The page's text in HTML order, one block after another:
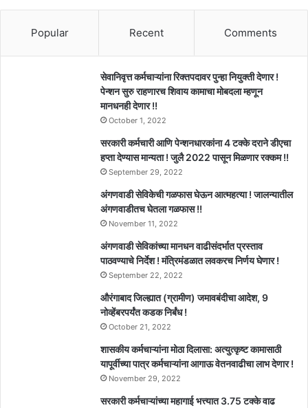
Popular Recent Comments
सेवानिवृत्त कर्मचाऱ्यांना रिक्तपदावर पुन्हा नियुक्ती देणार !
पेन्शन सुरु राहणारच शिवाय कामाचा मोबदला म्हणून
मानधनही देणार !!
October 1, 2022
सरकारी कर्मचारी आणि पेन्शनधारकांना 4 टक्के दराने डीएचा
हप्ता देण्यास मान्यता ! जुलै 2022 पासून मिळणार रक्कम !!
September 29, 2022
अंगणवाडी सेविकेची गळफास घेऊन आत्महत्या ! जालन्यातील
अंगणवाडीतच घेतला गळफास !!
November 11, 2022
अंगणवाडी सेविकांच्या मानधन वाढीसंदर्भात प्रस्ताव
पाठवण्याचे निर्देश ! मंत्रिमंडळात लवकरच निर्णय घेणार !
September 22, 2022
औरंगाबाद जिल्ह्यात (ग्रामीण) जमावबंदीचा आदेश, 9
नोव्हेंबरपर्यंत कडक निर्बंध !
October 21, 2022
शासकीय कर्मचाऱ्यांना मोठा दिलासा: अत्युत्कृष्ट कामासाठी
यापूर्वीच्या पात्र कर्मचाऱ्यांना आगाऊ वेतनवाढीचा लाभ देणार !
November 29, 2022
सरकारी कर्मचाऱ्यांच्या महागाई भत्त्यात 3.75 टक्के वाढ